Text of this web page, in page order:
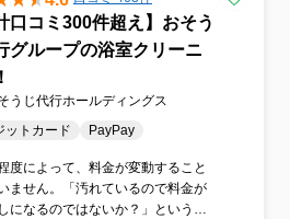
口コミ300件超え】おそう
グループの浴室クリーニ
うじ代行ホールディングス
ットカード
PayPay
度によって、料金が変動すること
ません。「汚れているので料金が
になるのではないか？」という心